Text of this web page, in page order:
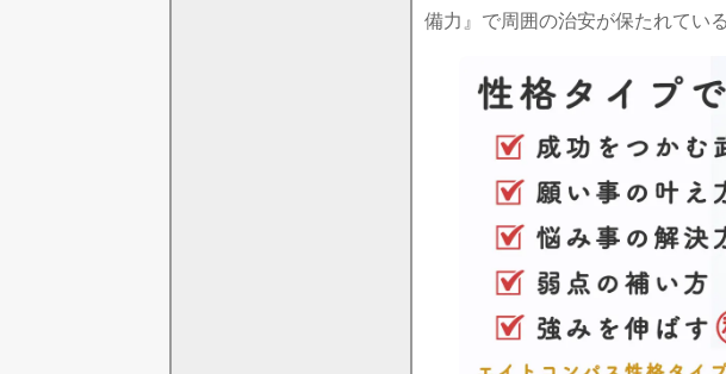
備力』で周囲の治安が保たれてい